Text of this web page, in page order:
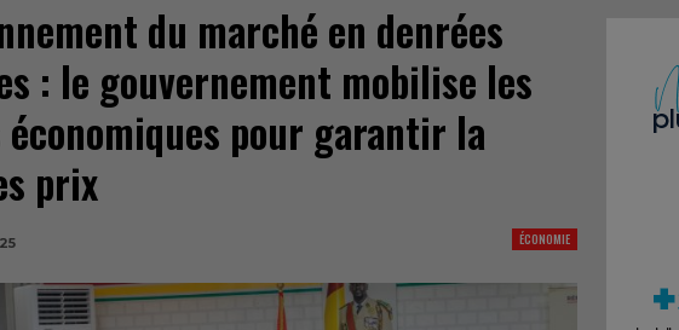
du marché en denrées
: le gouvernement mobilise les
pour garantir la
prix
ÉCONOMIE